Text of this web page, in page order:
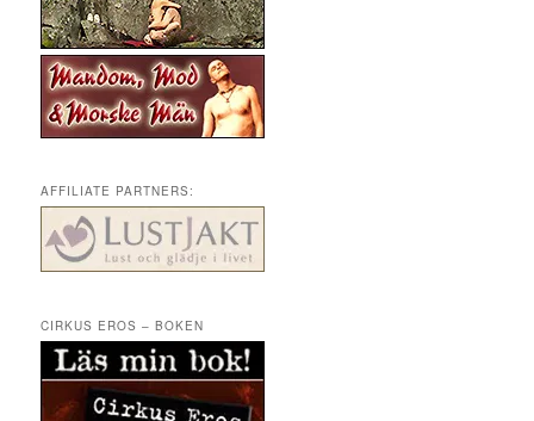
AFFILIATE PARTNERS:
CIRKUS EROS – BOKEN